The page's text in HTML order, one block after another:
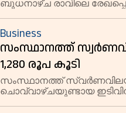
ബുധനാഴ്ച രാവിലെ
Business
സംസ്ഥാനത്ത്
1,280 രൂപ കൂടി
സംസ്ഥാനത്ത്
ചൊവ്വാഴ്ചയുണ്ടായ